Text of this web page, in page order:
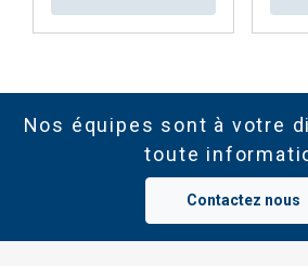
Nos équipes sont à votre
toute
Contactez nous